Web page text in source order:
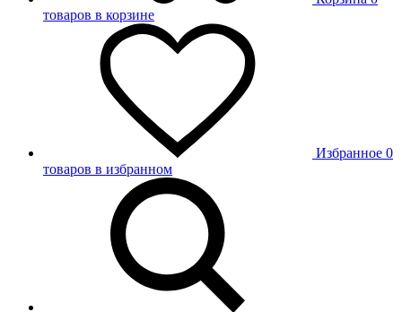
товаров в корзине
Избранное 0
товаров в избранном